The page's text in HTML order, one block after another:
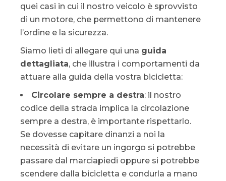
quei casi in cui il nostro veicolo è sprovvisto
di un motore, che permettono di mantenere
l’ordine e la sicurezza.
Siamo lieti di allegare qui una guida
dettagliata, che illustra i comportamenti da
attuare alla guida della vostra bicicletta:
Circolare sempre a destra: il nostro
codice della strada implica la circolazione
sempre a destra, è importante rispettarlo.
Se dovesse capitare dinanzi a noi la
necessità di evitare un ingorgo si potrebbe
passare dal marciapiedi oppure si potrebbe
scendere dalla bicicletta e condurla a mano